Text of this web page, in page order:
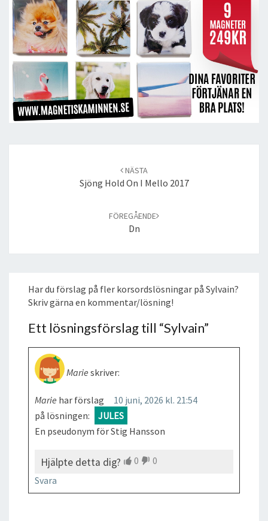
NÄSTA
Sjöng Hold On I Mello 2017
FÖREGÅENDE
Dn
Har du förslag på fler korsordslösningar på Sylvain?
Skriv gärna en kommentar/lösning!
Ett lösningsförslag till “Sylvain”
Marie skriver:
10 juni, 2026 kl. 21:54
Marie har förslag
på lösningen:
JULES
En pseudonym för Stig Hansson
Hjälpte detta dig? 0
0
Svara